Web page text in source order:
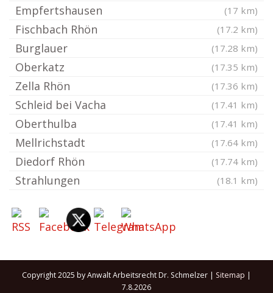
Empfertshausen (17 km)
Fischbach Rhön (17.2 km)
Burglauer (17.28 km)
Oberkatz (17.35 km)
Zella Rhön (17.36 km)
Schleid bei Vacha (17.41 km)
Oberthulba (17.41 km)
Mellrichstadt (17.64 km)
Diedorf Rhön (17.74 km)
Strahlungen (18.1 km)
Copyright 2025 by Anwalt Arbeitsrecht Dr. Schmelzer | Sitemap |
7.8.2026